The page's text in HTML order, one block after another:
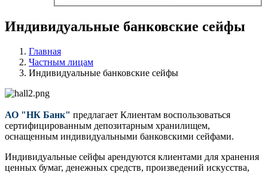
Индивидуальные банковские сейфы
Главная
Частным лицам
Индивидуальные банковские сейфы
АО "НК Банк" предлагает Клиентам воспользоваться
сертифицированным депозитарным хранилищем,
оснащенным индивидуальными банковскими сейфами.
Индивидуальные сейфы арендуются клиентами для хранения
ценных бумаг, денежных средств, произведений искусства,